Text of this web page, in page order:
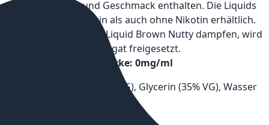
gewählten Stärke und Geschmack enthalten. Die Liquids
sind sowohl mit Nikotin als auch ohne Nikotin erhältlich.
Wenn Sie das InnoCigs Liquid Brown Nutty dampfen, wird
der Geschmack von Nougat freigesetzt.
Inhaltsstoffe für die Stärke: 0mg/ml
Propylenglycol (55% PG), Glycerin (35% VG), Wasser